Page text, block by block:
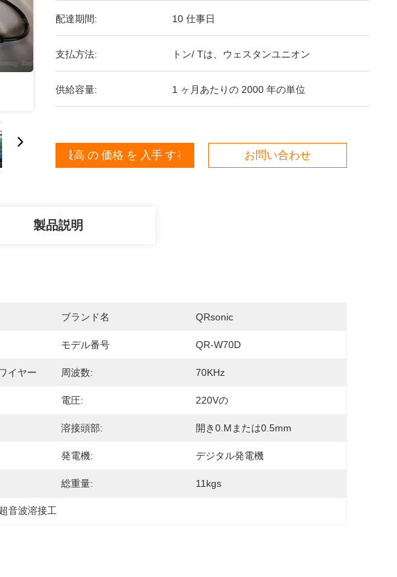
配達期間: 10 仕事日
支払方法: トン/ Tは、ウェスタンユニオン
供給容量: 1 ヶ月あたりの 2000 年の単位
最高 の 価格 を 入手 する お問い合わせ
製品説明
ブランド名 QRsonic
モデル番号 QR-W70D
イヤー 周波数: 70KHz
電圧: 220Vの
溶接頭部: 開き0.mまたは0.5mm
発電機: デジタル発電機
総重量: 11kgs
音波溶接工